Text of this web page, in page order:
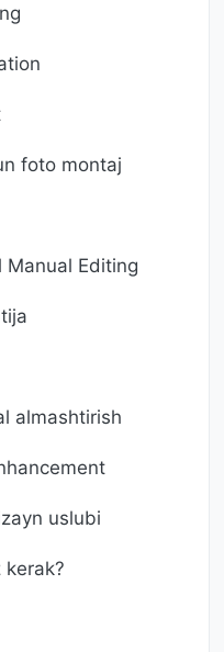
foto montaj
Manual Editing
almashtirish
uslubi
kerak?